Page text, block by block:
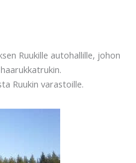
Ruukille autohallille, johon
Ruukin varastoille.